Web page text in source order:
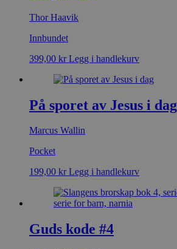
Thor Haavik
Innbundet
399,00 kr Legg i handlekurv
På sporet av Jesus i dag
Marcus Wallin
Pocket
199,00 kr Legg i handlekurv
Guds kode #4